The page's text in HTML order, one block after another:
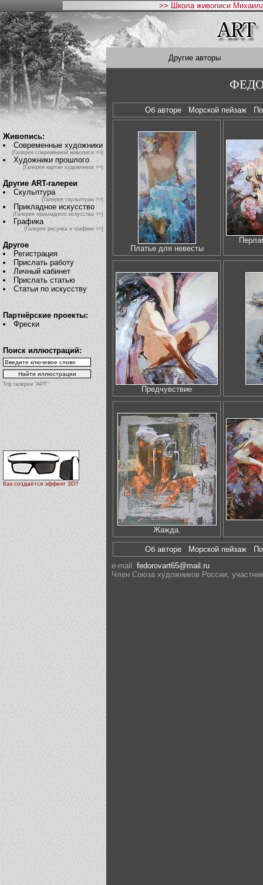
>> Школа живописи
Живопись:
Современные художники
(Галерея современной живописи >>)
Художники прошлого
(Галерея картин художников >>)
Другие ART-галереи
Скульптура
(Галерея скульптуры >>)
Прикладное искусство
(Галерея прикладного искусства >>)
Графика
(Галерея рисунка и графики >>)
Другое
Регистрация
Прислать работу
Личный кабинет
Прислать статью
Статьи по искусству
Партнёрские проекты:
Фрески
Поиск иллюстраций:
Top галереи "АРТ"
Как создаётся эффект 3D?
Другие авторы
Об авторе Морской пейзаж
Платье для невесты
Предчувствие
Жажда.
Об авторе Морской пейзаж
e-mail: fedorovart65@mail.ru
Член Союза художников России,